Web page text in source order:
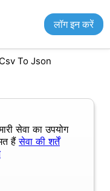
लॉग इन करें
Csv To Json
सेवा का उपयोग
हैंसेवा की शर्तें